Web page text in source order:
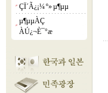
¡á ÇÏ´Ã¿¡¼­ º» µ¶µµ
¡á
µ¶µµÀÇ
ÀÚ¿¬È¯°æ